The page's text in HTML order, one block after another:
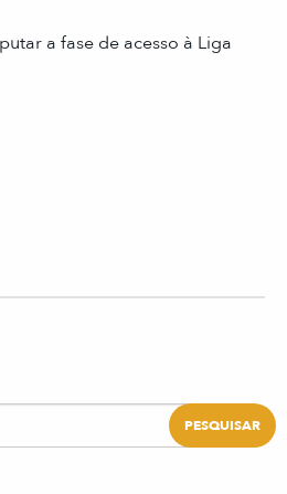
a fase de acesso à Liga